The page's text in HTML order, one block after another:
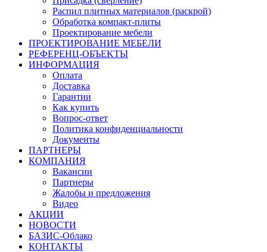
Распил плитных материалов (раскрой)
Обработка компакт-плиты
Проектирование мебели
ПРОЕКТИРОВАНИЕ МЕБЕЛИ
РЕФЕРЕНЦ-ОБЪЕKТЫ
ИНФОРМАЦИЯ
Оплата
Доставка
Гарантии
Как купить
Вопрос-ответ
Политика конфиденциальности
Документы
ПАРТНЕРЫ
КОМПАНИЯ
Вакансии
Партнеры
Жалобы и предложения
Видео
АКЦИИ
НОВОСТИ
БАЗИС-Облако
КОНТАКТЫ